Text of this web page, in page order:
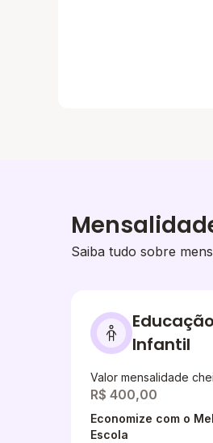
Saiba tudo sobre
Educação
Infantil
Valor mensalidade
R$ 400,00
Economize com o
Escola